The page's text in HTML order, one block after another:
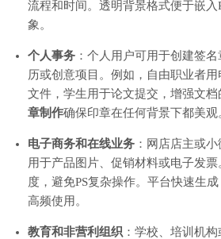
流程和时间。透明背景格式便于嵌入
象。
个人事务 ：个人用户可用于创建签
历或创意项目。例如，自由职业者
文件，学生用于论文提交，增强文档
章制作确保印章在任何背景下都美观
电子商务和在线业务 ：网店店主或
用于产品图片、促销材料或电子发
度，避免PS复杂操作。平台快速生
高频使用。
教育和非营利组织 ：学校、培训机